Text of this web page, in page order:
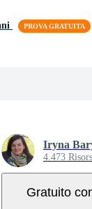
Iryna
4.473
Gratuito